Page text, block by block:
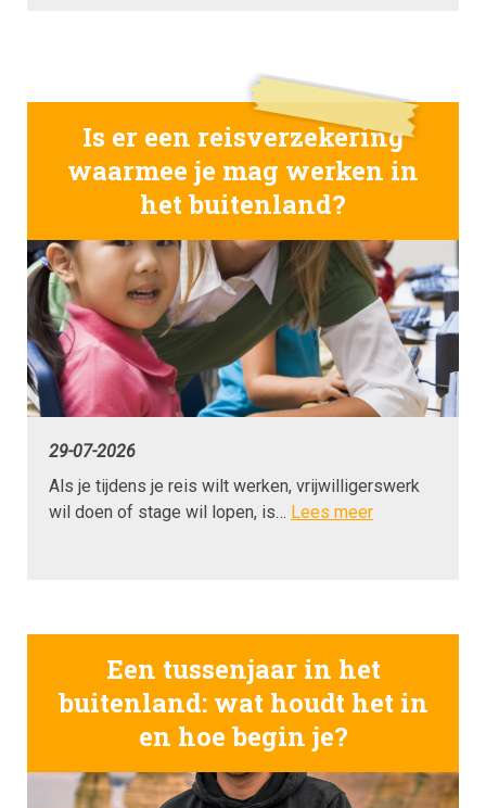
Is er een reisverzekering
waarmee je mag werken in
het buitenland?
29-07-2026
Als je tijdens je reis wilt werken, vrijwilligerswerk
wil doen of stage wil lopen, is… Lees meer
Een tussenjaar in het
buitenland: wat houdt het in
en hoe begin je?